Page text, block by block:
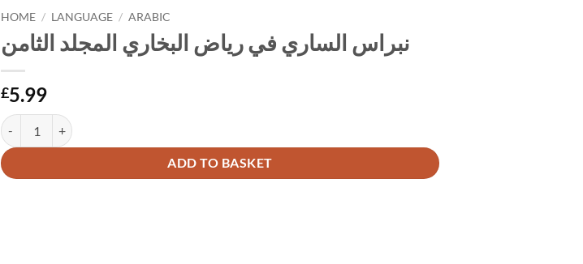
HOME / LANGUAGE / ARABIC
نبراس الساري في رياض البخاري المجلد الثامن
£5.99
ADD TO BASKET
Alternative: